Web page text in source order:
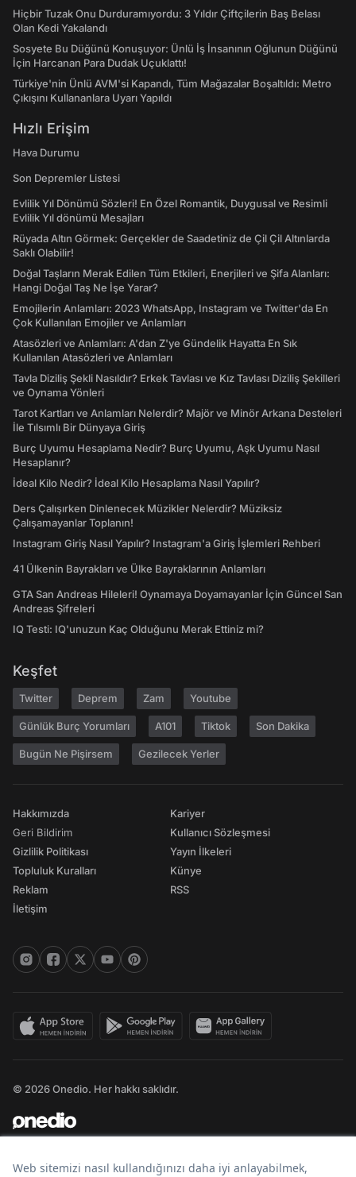
Hiçbir Tuzak Onu Durduramıyordu: 3 Yıldır Çiftçilerin Baş Belası
Olan Kedi Yakalandı
Sosyete Bu Düğünü Konuşuyor: Ünlü İş İnsanının Oğlunun Düğünü
İçin Harcanan Para Dudak Uçuklattı!
Türkiye'nin Ünlü AVM'si Kapandı, Tüm Mağazalar Boşaltıldı: Metro
Çıkışını Kullananlara Uyarı Yapıldı
Hızlı Erişim
Hava Durumu
Son Depremler Listesi
Evlilik Yıl Dönümü Sözleri! En Özel Romantik, Duygusal ve Resimli
Evlilik Yıl dönümü Mesajları
Rüyada Altın Görmek: Gerçekler de Saadetiniz de Çil Çil Altınlarda
Saklı Olabilir!
Doğal Taşların Merak Edilen Tüm Etkileri, Enerjileri ve Şifa Alanları:
Hangi Doğal Taş Ne İşe Yarar?
Emojilerin Anlamları: 2023 WhatsApp, Instagram ve Twitter'da En
Çok Kullanılan Emojiler ve Anlamları
Atasözleri ve Anlamları: A'dan Z'ye Gündelik Hayatta En Sık
Kullanılan Atasözleri ve Anlamları
Tavla Diziliş Şekli Nasıldır? Erkek Tavlası ve Kız Tavlası Diziliş Şekilleri
ve Oynama Yönleri
Tarot Kartları ve Anlamları Nelerdir? Majör ve Minör Arkana Desteleri
İle Tılsımlı Bir Dünyaya Giriş
Burç Uyumu Hesaplama Nedir? Burç Uyumu, Aşk Uyumu Nasıl
Hesaplanır?
İdeal Kilo Nedir? İdeal Kilo Hesaplama Nasıl Yapılır?
Ders Çalışırken Dinlenecek Müzikler Nelerdir? Müziksiz
Çalışamayanlar Toplanın!
Instagram Giriş Nasıl Yapılır? Instagram'a Giriş İşlemleri Rehberi
41 Ülkenin Bayrakları ve Ülke Bayraklarının Anlamları
GTA San Andreas Hileleri! Oynamaya Doyamayanlar İçin Güncel San
Andreas Şifreleri
IQ Testi: IQ'unuzun Kaç Olduğunu Merak Ettiniz mi?
Keşfet
Twitter Deprem Zam Youtube
Günlük Burç Yorumları A101 Tiktok Son Dakika
Bugün Ne Pişirsem Gezilecek Yerler
Hakkımızda
Geri Bildirim
Gizlilik Politikası
Topluluk Kuralları
Reklam
İletişim
Kariyer
Kullanıcı Sözleşmesi
Yayın İlkeleri
Künye
RSS
© 2026 Onedio. Her hakkı saklıdır.